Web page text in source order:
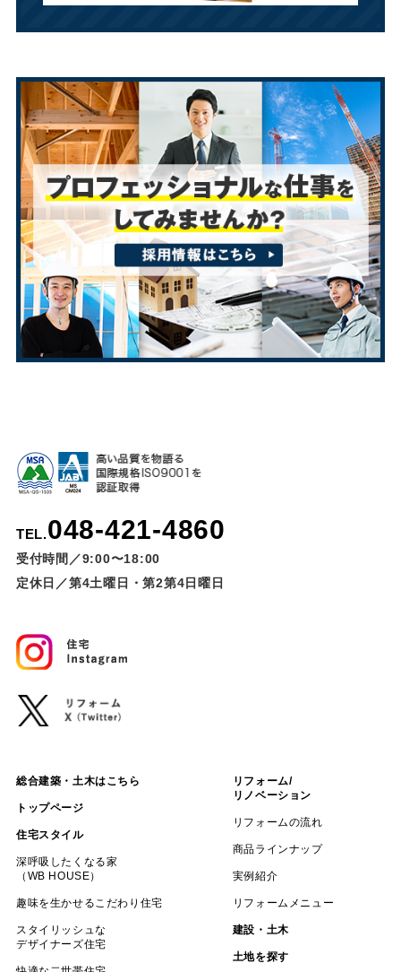
TEL.048-421-4860
受付時間／9:00〜18:00
定休日／第4土曜日・第2第4日曜日
総合建築・土木はこちら
トップページ
住宅スタイル
深呼吸したくなる家
（WB HOUSE）
趣味を生かせるこだわり住宅
スタイリッシュな
デザイナーズ住宅
リフォーム/
リノベーション
リフォームの流れ
商品ラインナップ
実例紹介
リフォームメニュー
建設・土木
土地を探す